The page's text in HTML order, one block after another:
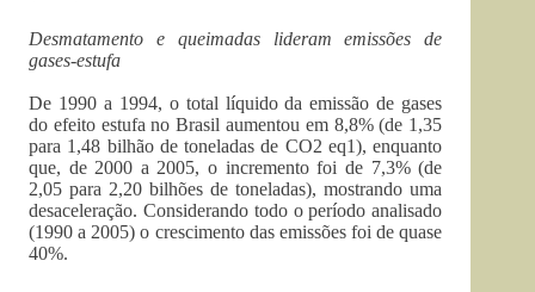
Desmatamento e queimadas lideram emissões de
gases-estufa
De 1990 a 1994, o total líquido da emissão de gases
do efeito estufa no Brasil aumentou em 8,8% (de 1,35
para 1,48 bilhão de toneladas de CO2 eq1), enquanto
que, de 2000 a 2005, o incremento foi de 7,3% (de
2,05 para 2,20 bilhões de toneladas), mostrando uma
desaceleração. Considerando todo o período analisado
(1990 a 2005) o crescimento das emissões foi de quase
40%.